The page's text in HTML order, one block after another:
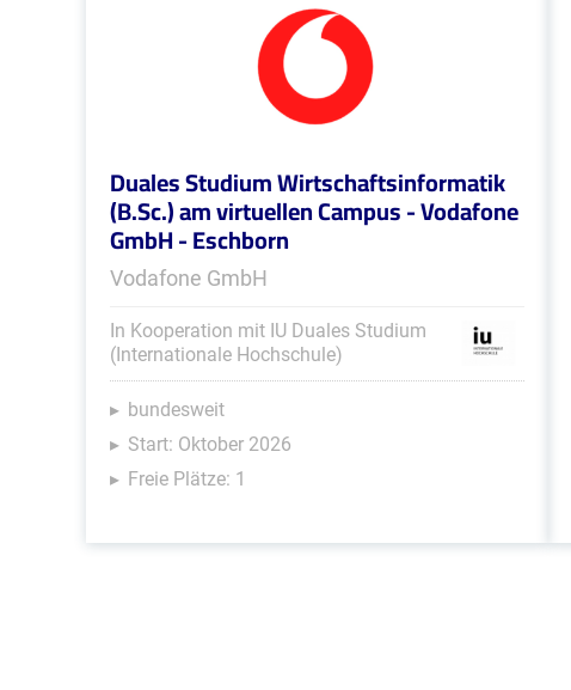
Duales Studium Wirtschaftsinformatik
(B.Sc.) am virtuellen Campus - Vodafone
GmbH - Eschborn
Vodafone GmbH
In Kooperation mit IU Duales Studium
(Internationale Hochschule)
bundesweit
Start: Oktober 2026
Freie Plätze: 1